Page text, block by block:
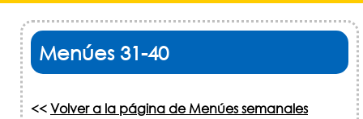
Menúes 31-40
<<Volver a la página de Menúes semanales